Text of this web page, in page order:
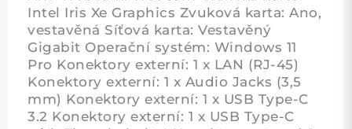
Intel Iris Xe Graphics Zvuková karta: Ano,
vestavěná Síťová karta: Vestavěný
Gigabit Operační systém: Windows 11
Pro Konektory externí: 1 x LAN (RJ-45)
Konektory externí: 1 x Audio Jacks (3,5
mm) Konektory externí: 1 x USB Type-C
3.2 Konektory externí: 1 x USB Type-C